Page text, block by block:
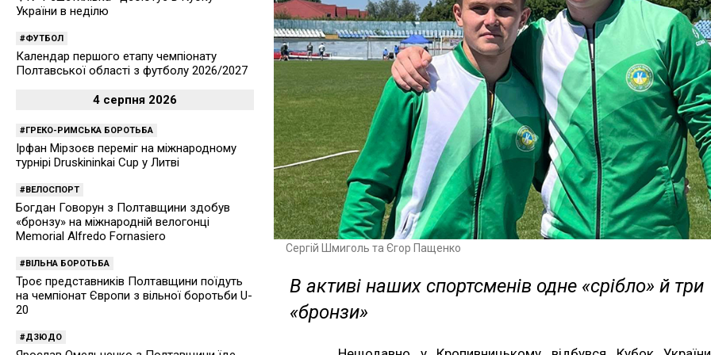
Сергій Шмиголь та Єгор Пащенко
В активі наших спортсменів одне «срібло» й три
«бронзи»
України в неділю
ФУТБОЛ
Календар першого етапу чемпіонату
Полтавської області з футболу 2026/2027
4 серпня 2026
ГРЕКО-РИМСЬКА БОРОТЬБА
Ірфан Мірзоєв переміг на міжнародному
турнірі Druskininkai Cup у Литві
ВЕЛОСПОРТ
Богдан Говорун з Полтавщини здобув
«бронзу» на міжнародній велогонці
Memorial Alfredo Fornasiero
ВІЛЬНА БОРОТЬБА
Троє представників Полтавщини поїдуть
на чемпіонат Європи з вільної боротьби U-
20
ДЗЮДО